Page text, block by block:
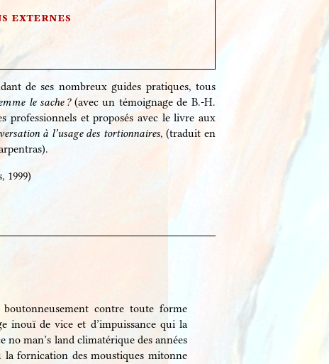
externes
de ses nombreux guides pratiques, tous
le sache ?(avec un témoignage de B.-H.
professionnels et proposés avec le livre aux
à l’usage des tortionnaires, (traduit en
1999)
contre toute forme
inouï de vice et d’impuissance qui la
no man’s land climatérique des années
la fornication des moustiques mitonne